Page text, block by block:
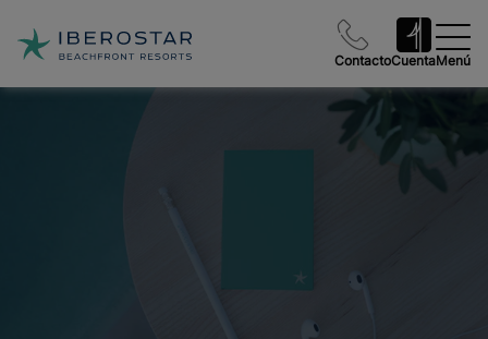
ContactoCuentaMenú